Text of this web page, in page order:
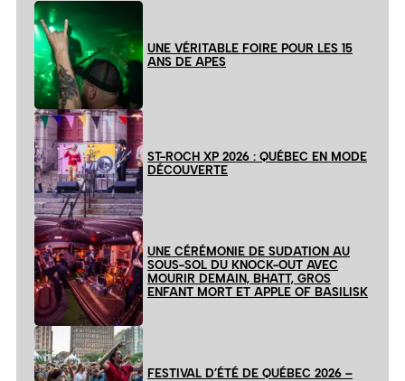
UNE VÉRITABLE FOIRE POUR LES 15
ANS DE APES
ST-ROCH XP 2026 : QUÉBEC EN MODE
DÉCOUVERTE
UNE CÉRÉMONIE DE SUDATION AU
SOUS-SOL DU KNOCK-OUT AVEC
MOURIR DEMAIN, BHATT, GROS
ENFANT MORT ET APPLE OF BASILISK
FESTIVAL D’ÉTÉ DE QUÉBEC 2026 –